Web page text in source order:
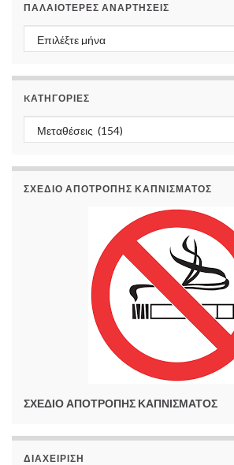
ΠΑΛΑΙΌΤΕΡΕΣ ΑΝΑΡΤΉΣΕΙΣ
Παλαιότερες αναρτήσεις
KΑΤΗΓΟΡΊΕΣ
Kατηγορίες
ΣΧΕΔΙΟ ΑΠΟΤΡΟΠΗΣ ΚΑΠΝΙΣΜΑΤΟΣ
ΣΧΕΔΙΟ ΑΠΟΤΡΟΠΗΣ ΚΑΠΝΙΣΜΑΤΟΣ
ΔΙΑΧΕΊΡΙΣΗ